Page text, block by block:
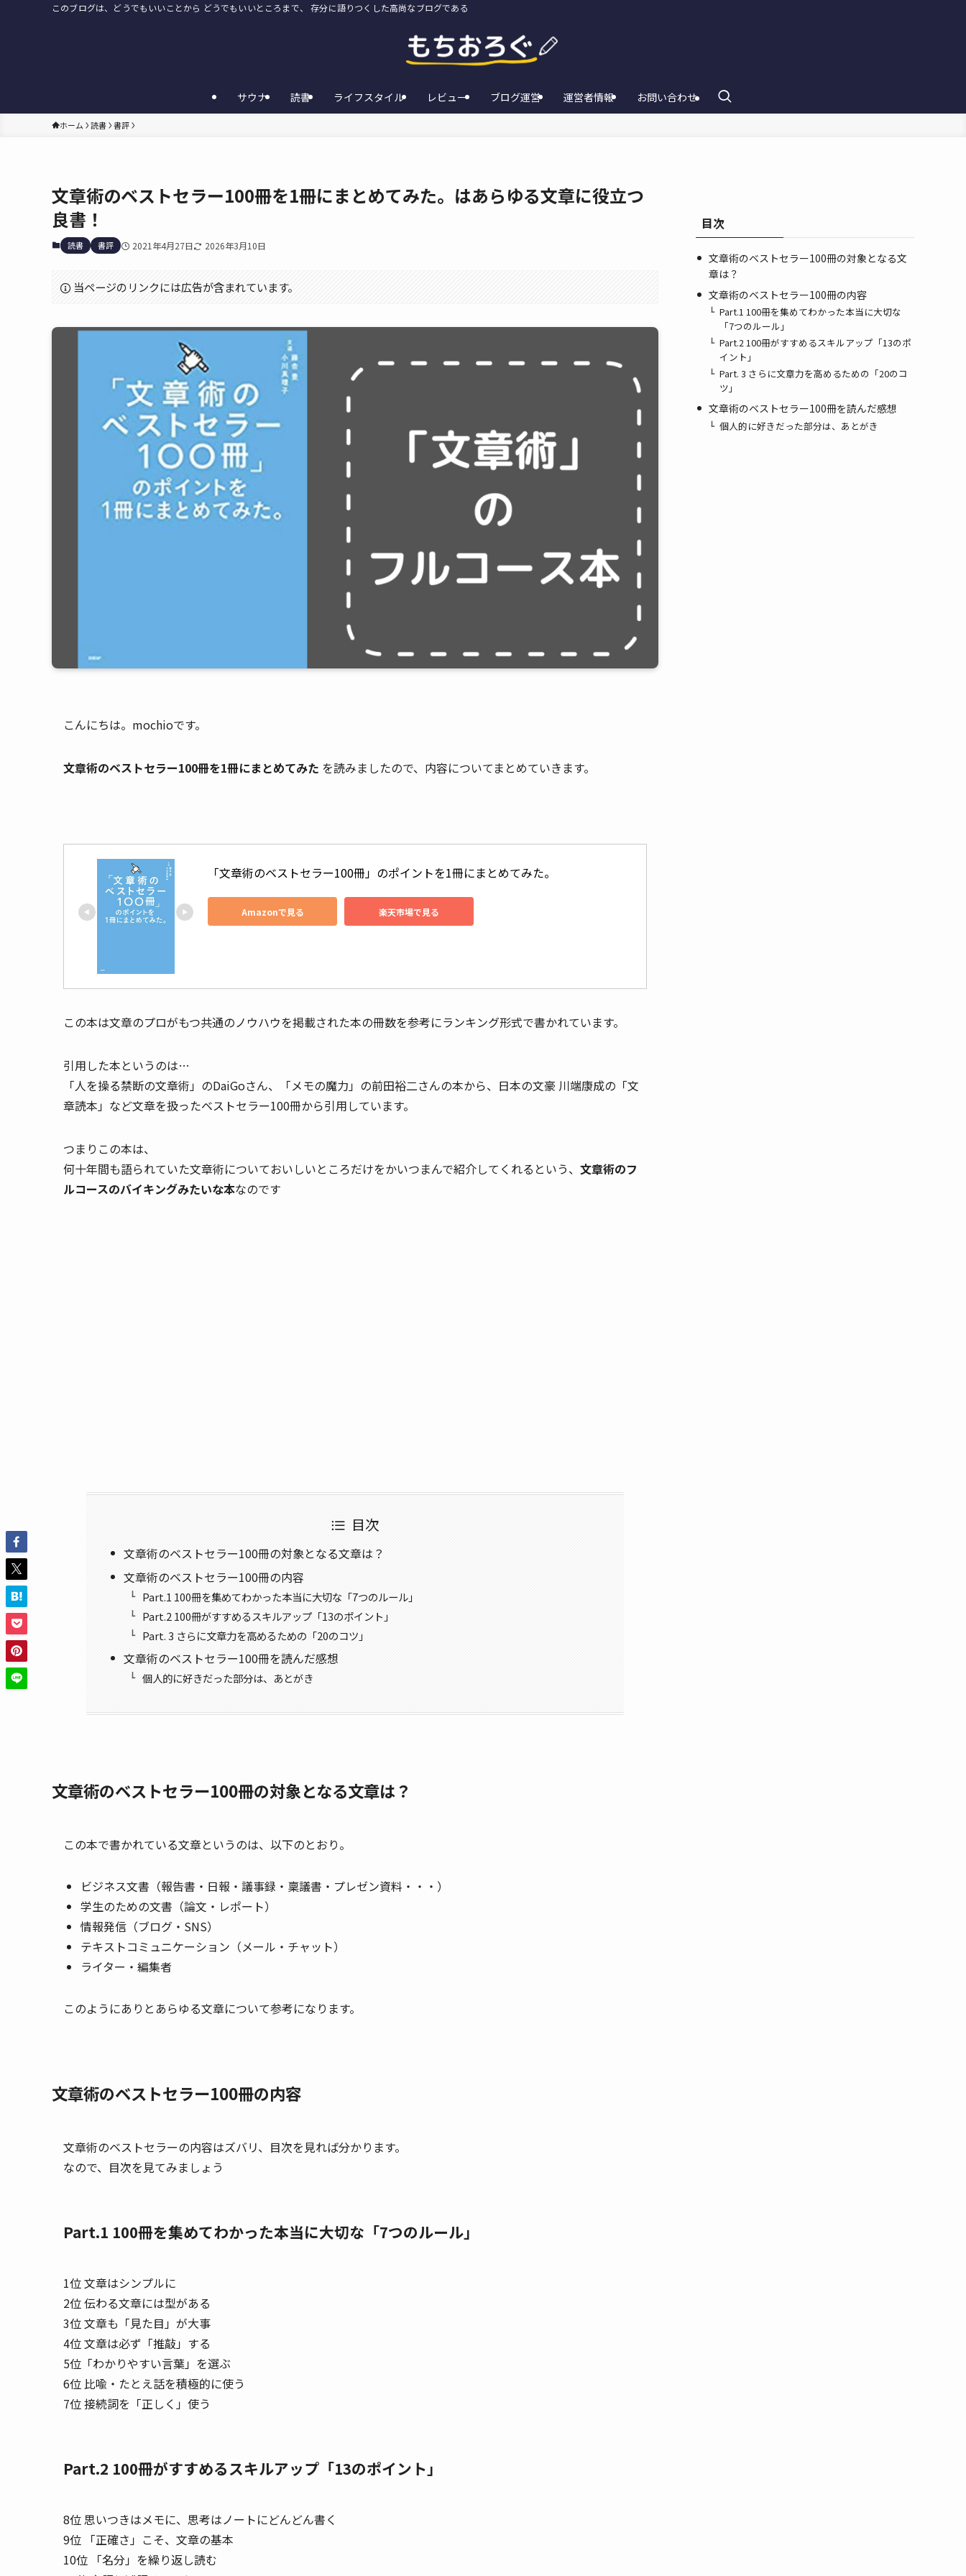
このブログは、どうでもいいことから どうでもいいところまで、 存分に語りつくした高尚なブログである
サウナ 読書 ライフスタイル レビュー ブログ運営 運営者情報 お問い合わせ
ホーム 読書 書評
文章術のベストセラー100冊を1冊にまとめてみた。はあらゆる文章に役立つ
良書！
読書 書評 2021年4月27日 2026年3月10日
当ページのリンクには広告が含まれています。
こんにちは。mochioです。
文章術のベストセラー100冊を1冊にまとめてみた を読みましたので、内容についてまとめていきます。
「文章術のベストセラー100冊」のポイントを1冊にまとめてみた。
Amazonで見る 楽天市場で見る
この本は文章のプロがもつ共通のノウハウを掲載された本の冊数を参考にランキング形式で書かれています。
引用した本というのは…
「人を操る禁断の文章術」のDaiGoさん、「メモの魔力」の前田裕二さんの本から、日本の文豪 川端康成の「文
章読本」など文章を扱ったベストセラー100冊から引用しています。
つまりこの本は、
何十年間も語られていた文章術についておいしいところだけをかいつまんで紹介してくれるという、 文章術のフ
ルコースのバイキングみたいな本なのです
目次
文章術のベストセラー100冊の対象となる文章は？
文章術のベストセラー100冊の内容
Part.1 100冊を集めてわかった本当に大切な「7つのルール」
Part.2 100冊がすすめるスキルアップ「13のポイント」
Part. 3 さらに文章力を高めるための「20のコツ」
文章術のベストセラー100冊を読んだ感想
個人的に好きだった部分は、あとがき
文章術のベストセラー100冊の対象となる文章は？
この本で書かれている文章というのは、以下のとおり。
ビジネス文書（報告書・日報・議事録・稟議書・プレゼン資料・・・）
学生のための文書（論文・レポート）
情報発信（ブログ・SNS）
テキストコミュニケーション（メール・チャット）
ライター・編集者
このようにありとあらゆる文章について参考になります。
文章術のベストセラー100冊の内容
文章術のベストセラーの内容はズバリ、目次を見れば分かります。
なので、目次を見てみましょう
Part.1 100冊を集めてわかった本当に大切な「7つのルール」
1位 文章はシンプルに
2位 伝わる文章には型がある
3位 文章も「見た目」が大事
4位 文章は必ず「推敲」する
5位「わかりやすい言葉」を選ぶ
6位 比喩・たとえ話を積極的に使う
7位 接続詞を「正しく」使う
Part.2 100冊がすすめるスキルアップ「13のポイント」
8位 思いつきはメモに、思考はノートにどんどん書く
9位 「正確さ」こそ、文章の基本
10位 「名分」を繰り返し読む
目次
文章術のベストセラー100冊の対象となる文
章は？
文章術のベストセラー100冊の内容
Part.1 100冊を集めてわかった本当に大切な
「7つのルール」
Part.2 100冊がすすめるスキルアップ「13のポ
イント」
Part. 3 さらに文章力を高めるための「20のコ
ツ」
文章術のベストセラー100冊を読んだ感想
個人的に好きだった部分は、あとがき